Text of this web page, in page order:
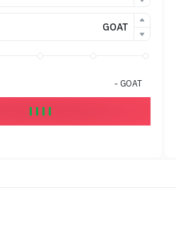
GOAT
- GOAT